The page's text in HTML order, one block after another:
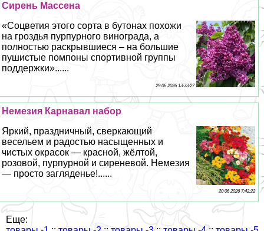
Сирень Массена
«Соцветия этого сорта в бутонах похожи
на гроздья пурпурного винограда, а
полностью раскрывшиеся – на большие
пушистые помпоны спортивной группы
поддержки»......
29 06 2026 13:33:27
Немезия Карнавал набор
Яркий, праздничный, сверкающий
весельем и радостью насыщенных и
чистых окрасок — красной, жёлтой,
розовой, пурпурной и сиреневой. Немезия
— просто загляденье!......
20 06 2026 7:42:22
Еще: